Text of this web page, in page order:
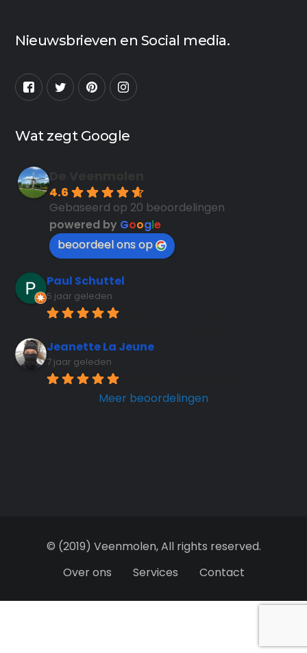
Nieuwsbrieven en Social media.
Wat zegt Google
4.6
Gebaseerd op 20 beoordelingen
powered by Google
beoordeel ons op
Paul Schuttel
5 jaar geleden
Jeanette La Jeune
7 jaar geleden
Meer beoordelingen
© (2019) Veenmolen, All rights reserved.
Over ons
Services Contact